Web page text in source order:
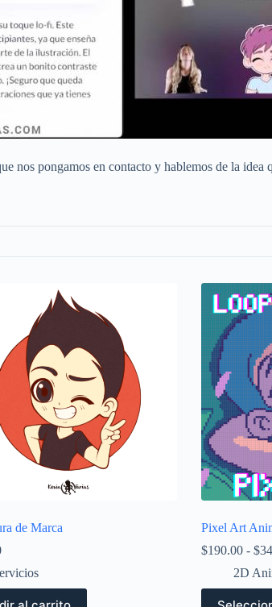
nos pongamos en contacto y hablemos de la idea
de Marca
Pixel Art
$190.00 - $
2D
Este